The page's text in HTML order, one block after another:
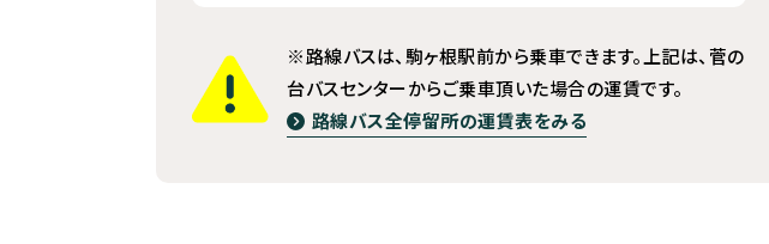
※路線バスは、駒ヶ根駅前から乗車できます。上記は、菅の
台バスセンターからご乗車頂いた場合の運賃です。
路線バス全停留所の運賃表をみる